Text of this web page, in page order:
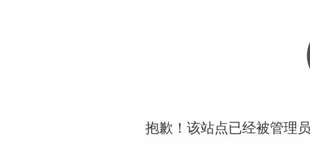
抱歉！该站点已经被管理